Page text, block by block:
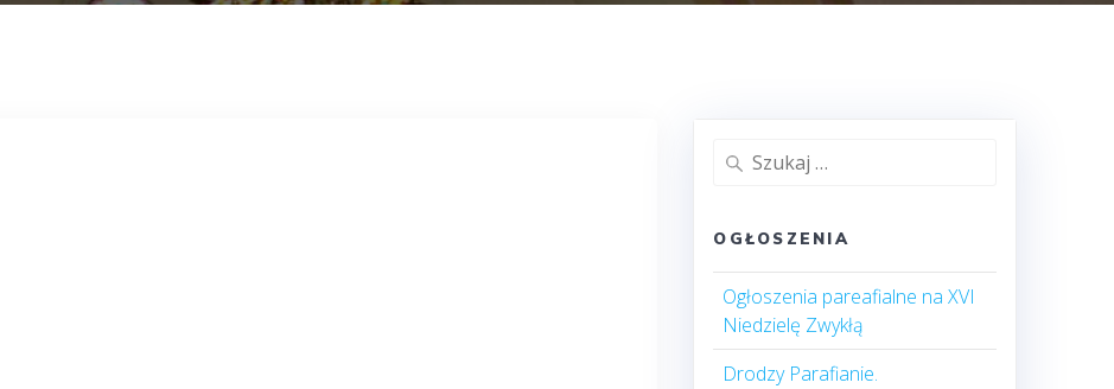
Szukaj:
OGŁOSZENIA
Ogłoszenia pareafialne na XVI
Niedzielę Zwykłą
Drodzy Parafianie.